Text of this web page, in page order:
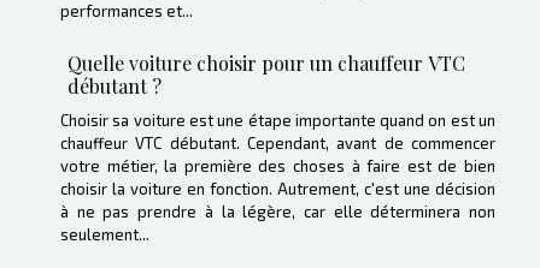
performances et...
Quelle voiture choisir pour un chauffeur VTC
débutant ?
Choisir sa voiture est une étape importante quand on est un
chauffeur VTC débutant. Cependant, avant de commencer
votre métier, la première des choses à faire est de bien
choisir la voiture en fonction. Autrement, c'est une décision
à ne pas prendre à la légère, car elle déterminera non
seulement...